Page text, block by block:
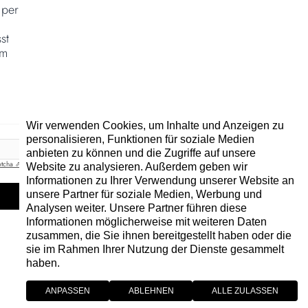
Wir verwenden Cookies, um Inhalte und Anzeigen zu
personalisieren, Funktionen für soziale Medien
anbieten zu können und die Zugriffe auf unsere
Website zu analysieren. Außerdem geben wir
Informationen zu Ihrer Verwendung unserer Website an
unsere Partner für soziale Medien, Werbung und
Analysen weiter. Unsere Partner führen diese
Informationen möglicherweise mit weiteren Daten
zusammen, die Sie ihnen bereitgestellt haben oder die
sie im Rahmen Ihrer Nutzung der Dienste gesammelt
haben.
ANPASSEN ABLEHNEN ALLE ZULASSEN
⇗